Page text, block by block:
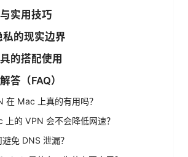
实用技巧
私的现实边界
的搭配使用
答（FAQ）
在 Mac 上真的有用吗？
上的 VPN 会不会降低网速？
免 DNS 泄漏？